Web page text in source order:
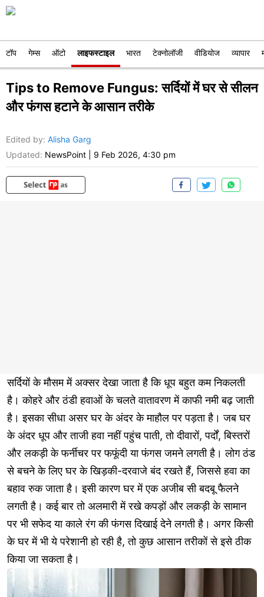
टॉप गेम्स ऑटो लाइफस्टाइल भारत टेक्नोलॉजी वीडियोज व्यापार
Tips to Remove Fungus: सर्दियों में घर से सीलन
और फंगस हटाने के आसान तरीके
Edited by: Alisha Garg
Updated: NewsPoint 9 Feb 2026, 4:30 pm
सर्दियों के मौसम में अक्सर देखा जाता है कि धूप बहुत कम निकलती
है। कोहरे और ठंडी हवाओं के चलते वातावरण में काफी नमी बढ़ जाती
है। इसका सीधा असर घर के अंदर के माहौल पर पड़ता है। जब घर
के अंदर धूप और ताजी हवा नहीं पहुंच पाती, तो दीवारों, पर्दों, बिस्तरों
और लकड़ी के फर्नीचर पर फफूंदी या फंगस जमने लगती है। लोग ठंड
से बचने के लिए घर के खिड़की-दरवाजे बंद रखते हैं, जिससे हवा का
बहाव रुक जाता है। इसी कारण घर में एक अजीब सी बदबू फैलने
लगती है। कई बार तो अलमारी में रखे कपड़ों और लकड़ी के सामान
पर भी सफेद या काले रंग की फंगस दिखाई देने लगती है। अगर किसी
के घर में भी ये परेशानी हो रही है, तो कुछ आसान तरीकों से इसे ठीक
किया जा सकता है।